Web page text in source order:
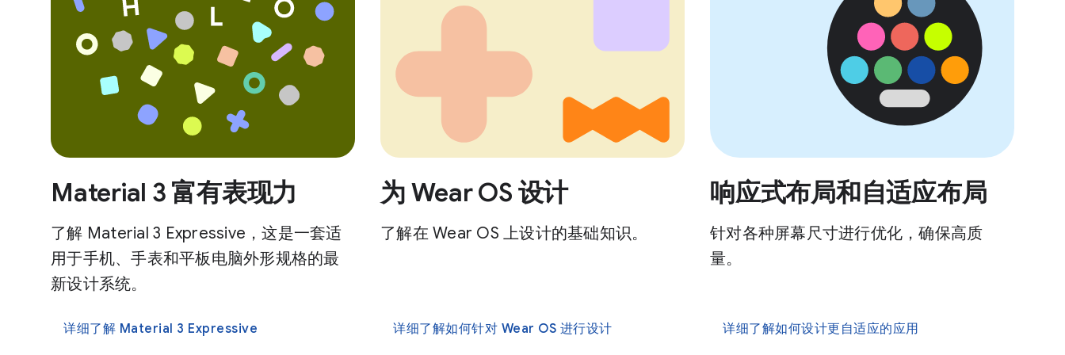
Material 3 富有表现力
了解 Material 3 Expressive，这是一套适
用于手机、手表和平板电脑外形规格的最
新设计系统。
详细了解 Material 3 Expressive
为 Wear OS 设计
了解在 Wear OS 上设计的基础知识。
详细了解如何针对 Wear OS 进行设计
响应式布局和自适应布局
针对各种屏幕尺寸进行优化，确保高质
量。
详细了解如何设计更自适应的应用